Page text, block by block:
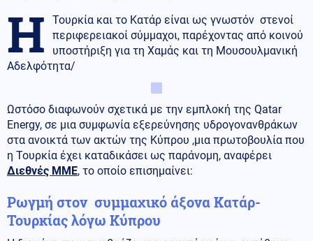
Η
Τουρκία και το Κατάρ είναι ως γνωστόν στενοί
περιφερειακοί σύμμαχοι, παρέχοντας από κοινού
υποστήριξη για τη Χαμάς και τη Μουσουλμανική
Αδελφότητα/
Ωστόσο διαφωνούν σχετικά με την εμπλοκή της Qatar
Energy, σε μια συμφωνία εξερεύνησης υδρογονανθράκων
στα ανοικτά των ακτών της Κύπρου ,μια πρωτοβουλία που
η Τουρκία έχει καταδικάσει ως παράνομη, αναφέρει
Διεθνές ΜΜΕ, το οποίο επισημαίνει:
Ρωγμή στον συμμαχικό άξονα Κατάρ-
Τουρκίας λόγω Κύπρου